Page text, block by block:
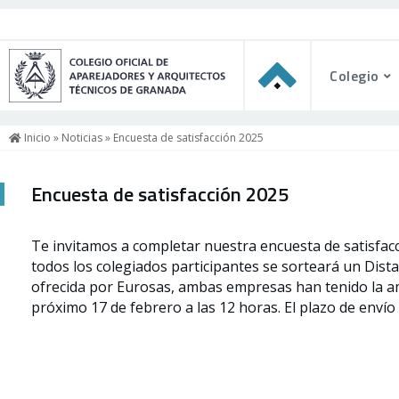
Colegio
Inicio » Noticias» Encuesta de satisfacción 2025
Encuesta de satisfacción 2025
Te invitamos a completar nuestra encuesta de
todos los colegiados participantes se sorteará un
ofrecida por Eurosas, ambas empresas han tenido la
próximo 17 de febrero a las 12 horas. El plazo de